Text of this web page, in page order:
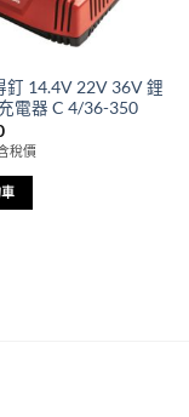
釘 14.4V 22V 36V 鋰
電器 C 4/36-350
稅價